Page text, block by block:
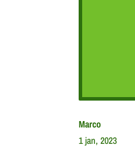
Marco
1 jan, 2023